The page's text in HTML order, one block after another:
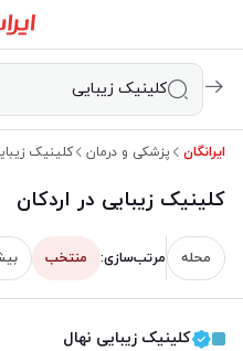
کلینیک زیبایی
ایرانگان پزشکی و درمان کلینیک
کلینیک زیبایی در اردکان
محله مرتب‌سازی: منتخب
کلینیک زیبایی نهال